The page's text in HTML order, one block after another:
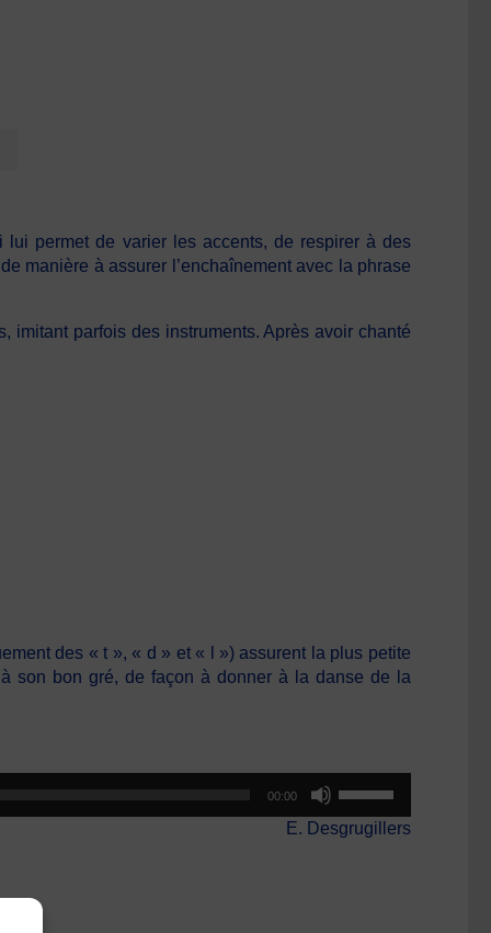
lui permet de varier les accents, de respirer à des
manière à assurer l’enchaînement avec la phrase
imitant parfois des instruments. Après avoir chanté
des « t », « d » et « l ») assurent la plus petite
son bon gré, de façon à donner à la danse de la
00:00
flèches
E. Desgrugillers